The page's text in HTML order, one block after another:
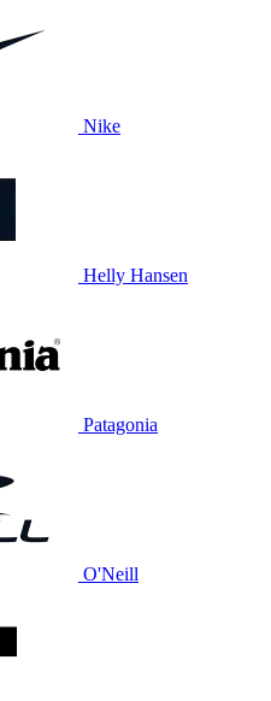
Nike
Helly Hansen
Patagonia
O'Neill